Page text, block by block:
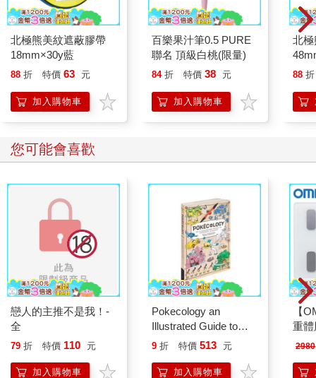
北極熊美紋遮蔽膠帶
18mm×30y藍
88 折 特價 63 元
加入購物車
百樂果汁筆0.5 PURE
聯名 頂級白桃(限量)
84 折 特價 38 元
加入購物車
北
88 折
您可能會喜歡
戀人的主推不是我！-
全
79 折 特價 110 元
加入購物車
Pokecology an
Illustrated Guide to
Pokemon Ecology
Press)
9 折 特價 513 元
加入購物車
【
重
2980